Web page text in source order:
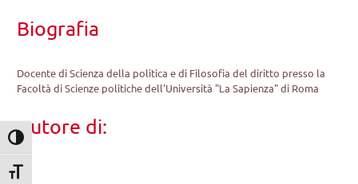
Attiva/disattiva alto contrasto
Attiva/disattiva dimensione testo
Biografia
Docente di Scienza della politica e di Filosofia del diritto presso la
Facoltà di Scienze politiche dell'Università "La Sapienza" di Roma
Autore di: